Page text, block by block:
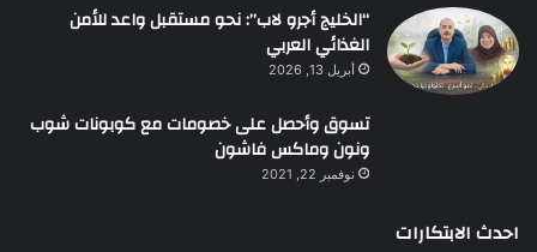
“الخليج أجرو لاب”: نحو مستقبل واعد للأمن
الغذائي العربي
أبريل 13, 2026
تسوق وأحصل على خصومات مع كوبونات شوب
ونون وماكس فاشون
نوفمبر 22, 2021
احدث الابتكارات